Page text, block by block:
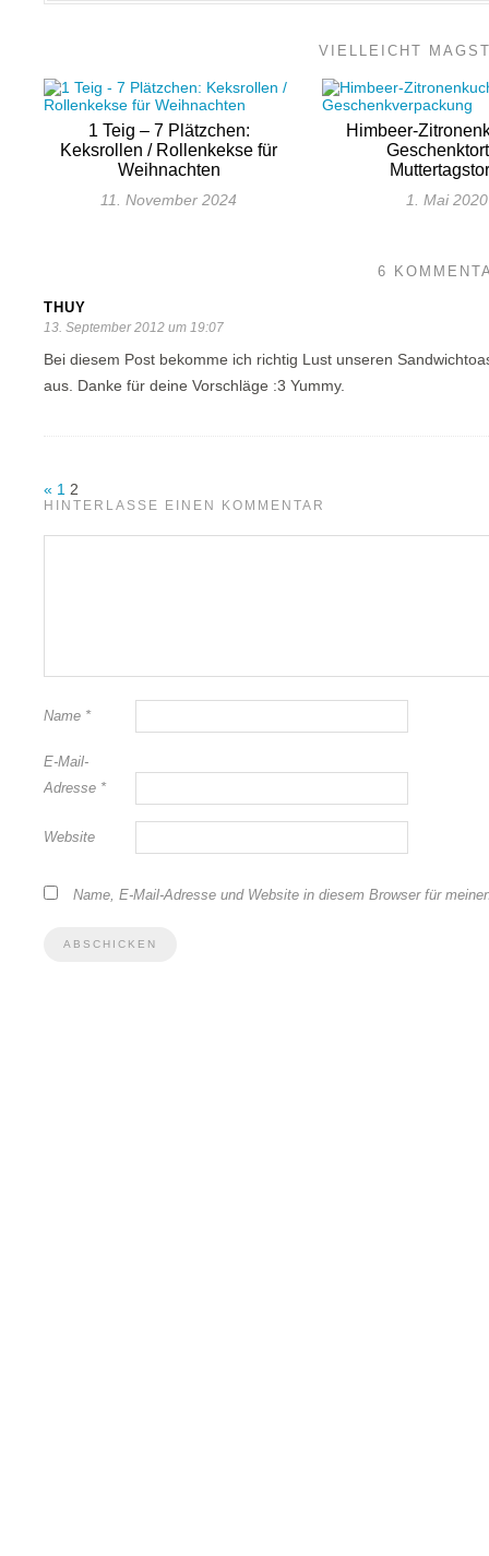
VIELLEICHT
1 Teig – 7 Plätzchen:
Keksrollen / Rollenkekse für
Weihnachten
11. November 2024
Himbeer-
1. Mai 2020
6
THUY
13. September 2012 um 19:07
Bei diesem Post bekomme ich richtig Lust unseren
aus. Danke für deine Vorschläge :3 Yummy.
« 1 2
HINTERLASSE EINEN KOMMENTAR
Name *
E-Mail-
Adresse *
Website
Name, E-Mail-Adresse und Website in diesem Browser für